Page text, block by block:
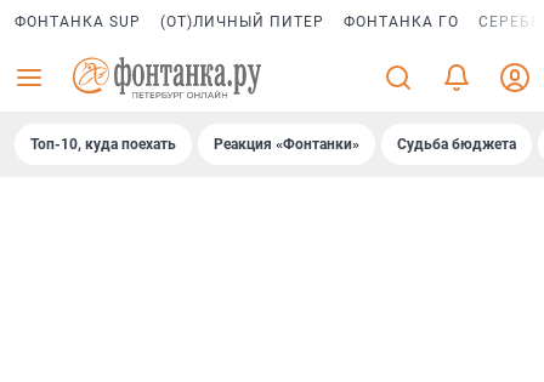
ФОНТАНКА SUP (ОТ)ЛИЧНЫЙ ПИТЕР ФОНТАНКА ГО
Топ-10, куда поехать Реакция «Фонтанки» Судьба бюджета